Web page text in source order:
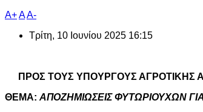
A+AA-
Τρίτη, 10 Ιουνίου 2025 16:15
ΠΡΟΣ ΤΟΥΣ ΥΠΟΥΡΓΟΥΣ ΑΓΡΟΤΙΚΗΣ
ΘΕΜΑ: ΑΠΟΖΗΜΙΩΣΕΙΣ ΦΥΤΩΡΙΟΥΧΩΝ